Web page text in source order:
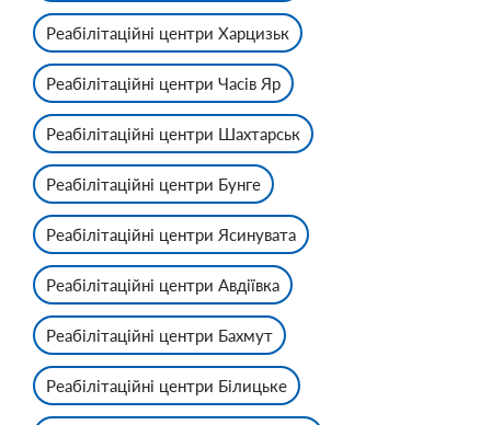
Реабілітаційні центри Харцизьк
Реабілітаційні центри Часів Яр
Реабілітаційні центри Шахтарськ
Реабілітаційні центри Бунге
Реабілітаційні центри Ясинувата
Реабілітаційні центри Авдіївка
Реабілітаційні центри Бахмут
Реабілітаційні центри Білицьке